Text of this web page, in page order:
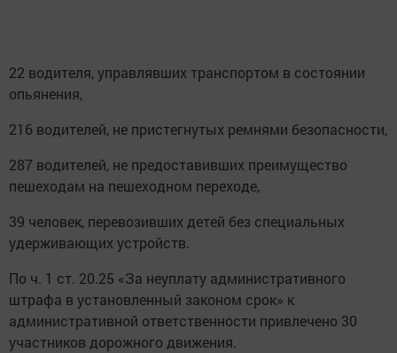
22 водителя, управлявших транспортом в состоянии
опьянения,
216 водителей, не пристегнутых ремнями безопасности,
287 водителей, не предоставивших преимущество
пешеходам на пешеходном переходе,
39 человек, перевозивших детей без специальных
удерживающих устройств.
По ч. 1 ст. 20.25 «За неуплату административного
штрафа в установленный законом срок» к
административной ответственности привлечено 30
участников дорожного движения.